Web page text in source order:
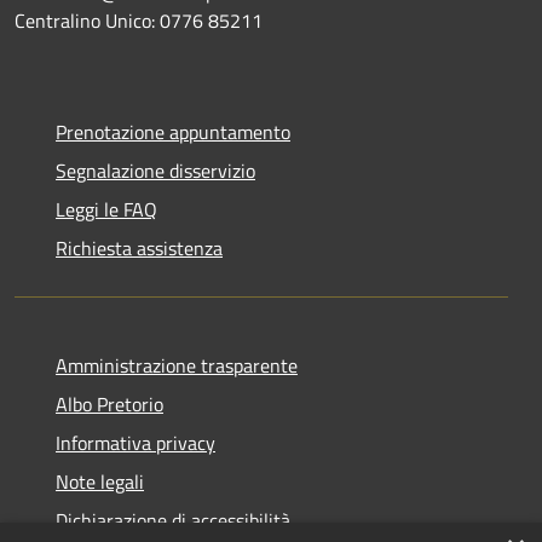
Centralino Unico: 0776 85211
Prenotazione appuntamento
Segnalazione disservizio
Leggi le FAQ
Richiesta assistenza
Amministrazione trasparente
Albo Pretorio
Informativa privacy
Note legali
Dichiarazione di accessibilità